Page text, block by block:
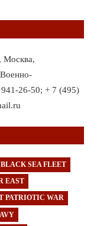
Москва,
941-26-50; + 7 (495)
BLACK SEA FLEET
EAST
PATRIOTIC WAR